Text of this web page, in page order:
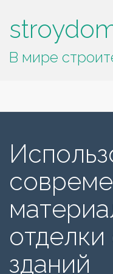
В мире
меню
зданий